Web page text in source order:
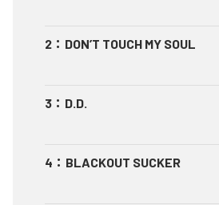
2 ： DON’T TOUCH MY SOUL
3 ： D.D.
4 ： BLACKOUT SUCKER